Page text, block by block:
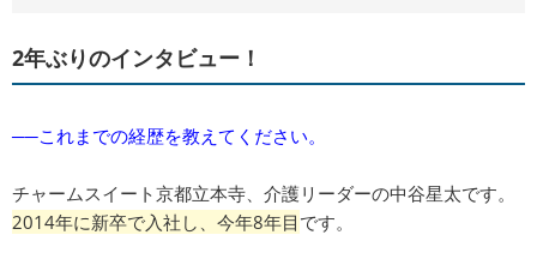
2年ぶりのインタビュー！
──これまでの経歴を教えてください。
チャームスイート京都立本寺、介護リーダーの中谷星太です。
2014年に新卒で入社し、今年8年目 です。